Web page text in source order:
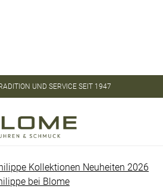
UND SERVICE SEIT 1947
Kollektionen Neuheiten 2026
bei Blome